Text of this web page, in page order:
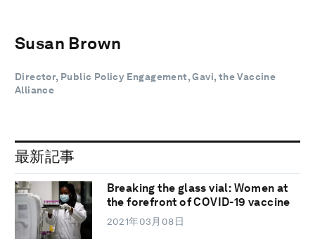
Susan Brown
Director, Public Policy Engagement, Gavi, the Vaccine
Alliance
最新記事
Breaking the glass vial: Women at
the forefront of COVID-19 vaccine
2021年03月08日